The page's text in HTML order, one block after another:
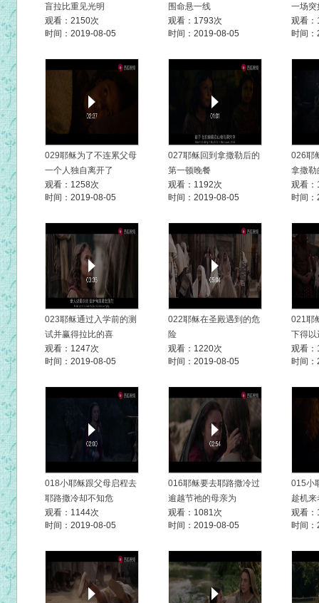
盲拉比重见光明
观看：2150次
时间：2019-08-05
围命悬一线
观看：1793次
时间：2019-08-05
一场突
观看
时间
029耶稣为了不连累父母
一个人独自离开了
观看：1258次
时间：2019-08-05
027耶稣回到拿撒勒后的
第一顿晚餐
观看：1192次
时间：2019-08-05
026耶
拿撒勒
观看
时间
023耶稣通过入学前的测
试并赢得拉比的喜
观看：1247次
时间：2019-08-05
022耶稣在圣殿遇到的危
险
观看：1220次
时间：2019-08-05
021耶
下得以
观看
时间
018小耶稣跟父母启程去
耶路撒冷却不知危
观看：1144次
时间：2019-08-05
016耶稣要去耶路撒冷过
逾越节祂的母亲为
观看：1081次
时间：2019-08-05
015小
趁机
观看
时间